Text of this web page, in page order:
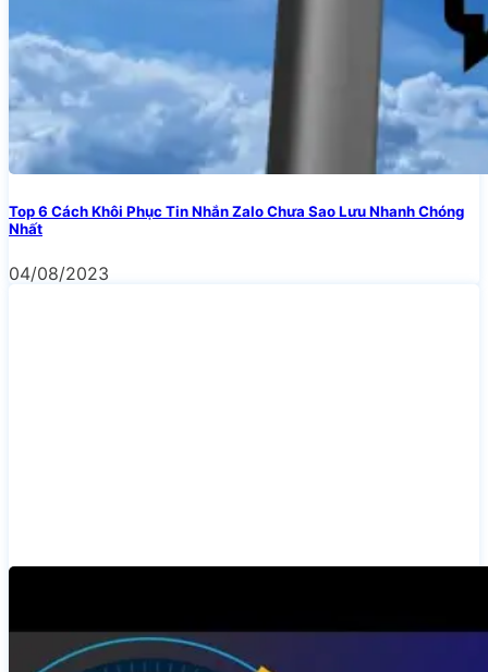
Top 6 Cách Khôi Phục Tin Nhắn Zalo Chưa Sao Lưu Nhanh Chóng
Nhất
04/08/2023